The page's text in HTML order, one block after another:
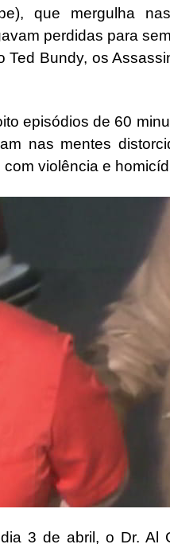
que mergulha
perdidas para
Bundy, os
episódios de 60
nas mentes
violência e
3 de abril, o Dr. Al